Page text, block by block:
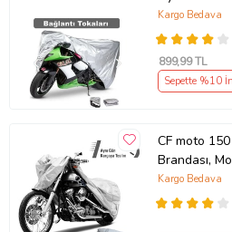
Premium 4
Kargo Bedava
899,99 TL
Sepette %10
CF moto
Brandası,
Kargo Bedava